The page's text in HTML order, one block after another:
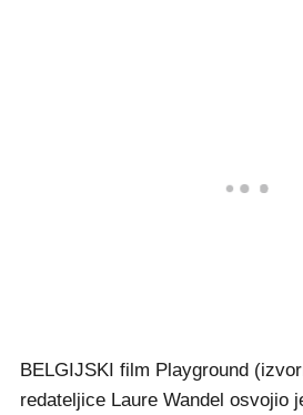
BELGIJSKI film Playground
redateljice Laure Wandel osvojio